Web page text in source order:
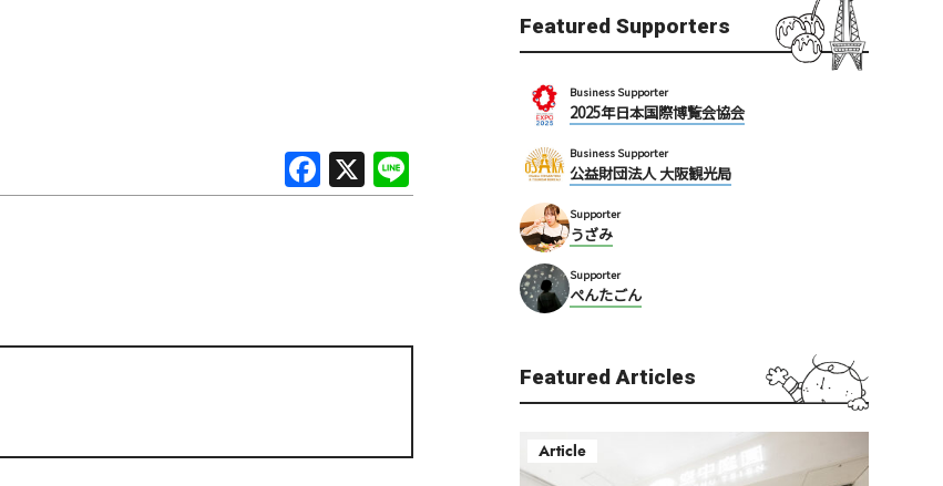
F
a
o
X
Featured Supporters
Business Supporter
2025年日本国際博覧会協会
Business Supporter
公益財団法人 大阪観光局
Supporter
うざみ
Supporter
ぺんたごん
Featured Articles
Article